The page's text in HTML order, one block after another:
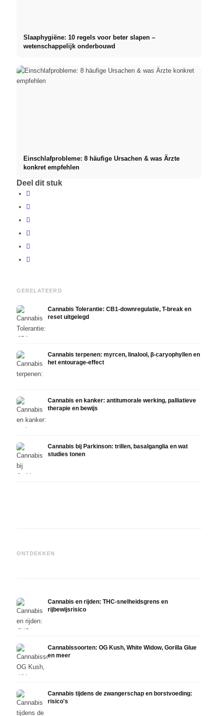
Slaaphygiëne: 10 regels voor beter slapen –
wetenschappelijk onderbouwd
Einschlafprobleme: 8 häufige Ursachen & was Ärzte
konkret empfehlen
Deel dit stuk
GERELATEERD
Cannabis Tolerantie: CB1-downregulatie, T-break en
reset uitgelegd
Cannabis terpenen: myrcen, linalool, β-caryophyllen en
het entourage-effect
Cannabis en kanker: antitumorale werking, palliatieve
therapie en bewijs
Cannabis bij Parkinson: trillen, basalganglia en wat
studies tonen
ONTDEKKEN
zelfmedicatie en wat studies
Cannabis en rijden: THC-snelheidsgrens en
rijbewijsrisico
Cannabissoorten: OG Kush, White Widow, Gorilla Glue
en meer
Cannabis tijdens de zwangerschap en borstvoeding:
risico's